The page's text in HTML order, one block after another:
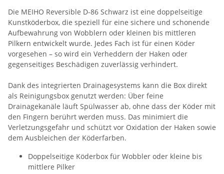
Die MEIHO Reversible D-86 Schwarz ist eine doppelseitige
Kunstköderbox, die speziell für eine sichere und schonende
Aufbewahrung von Wobblern oder kleinen bis mittleren
Pilkern entwickelt wurde. Jedes Fach ist für einen Köder
vorgesehen – so wird ein Verheddern der Haken oder
gegenseitiges Beschädigen zuverlässig verhindert.
Dank des integrierten Drainagesystems kann die Box direkt
als Reinigungsbox genutzt werden: Über feine
Drainagekanäle läuft Spülwasser ab, ohne dass der Köder mit
den Fingern berührt werden muss. Das minimiert die
Verletzungsgefahr und schützt vor Oxidation der Haken sowie
dem Ausbleichen der Köderfarben.
Doppelseitige Köderbox für Wobbler oder kleine bis
mittlere Pilker